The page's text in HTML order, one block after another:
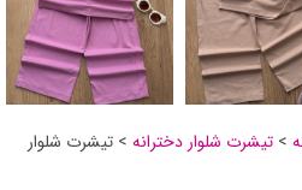
> تیشرت شلوار دخترانه > تیشرت شلوار